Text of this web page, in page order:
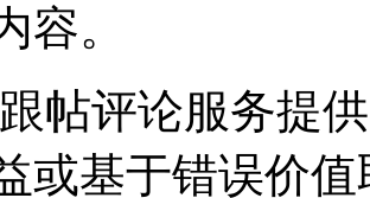
容。
帖评论服务提
或基于错误价